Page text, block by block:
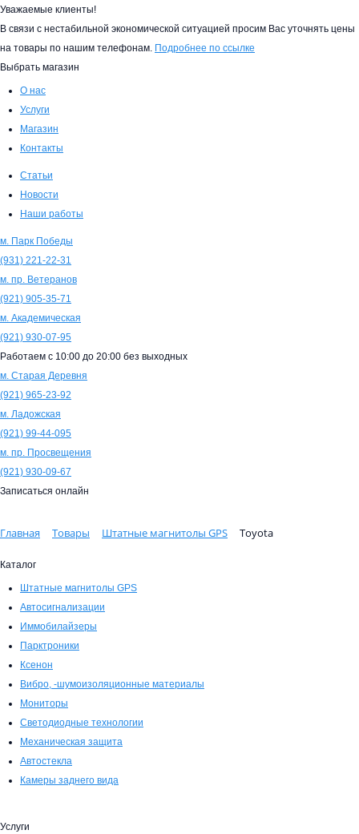
Уважаемые клиенты!
В связи с нестабильной экономической ситуацией просим Вас уточнять цены
на товары по нашим телефонам. Подробнее по ссылке
Выбрать магазин
О нас
Услуги
Магазин
Контакты
Статьи
Новости
Наши работы
м. Парк Победы
(931) 221-22-31
м. пр. Ветеранов
(921) 905-35-71
м. Академическая
(921) 930-07-95
Работаем с 10:00 до 20:00 без выходных
м. Старая Деревня
(921) 965-23-92
м. Ладожская
(921) 99-44-095
м. пр. Просвещения
(921) 930-09-67
Записаться онлайн
Главная Товары Штатные магнитолы GPS Toyota
Каталог
Штатные магнитолы GPS
Автосигнализации
Иммобилайзеры
Парктроники
Ксенон
Вибро, -шумоизоляционные материалы
Мониторы
Светодиодные технологии
Механическая защита
Автостекла
Камеры заднего вида
Услуги